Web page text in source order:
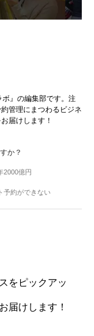
』の編集部です。注
管理にまつわるビジネ
届けします！
か？
2000億円
予約ができない
をピックアッ
届けします！